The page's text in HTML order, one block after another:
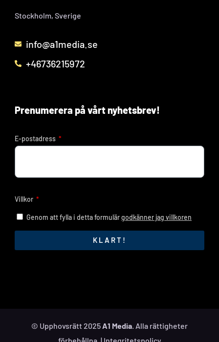
Stockholm, Sverige
info@a1media.se
+46736215972
Prenumerera på vårt nyhetsbrev!
E-postadress
Villkor
Genom att fylla i detta formulärgodkänner jag villkoren
KLART!
© Upphovsrätt 2025 A1 Media . Alla rättigheter
förbehållna. | Integritetspolicy